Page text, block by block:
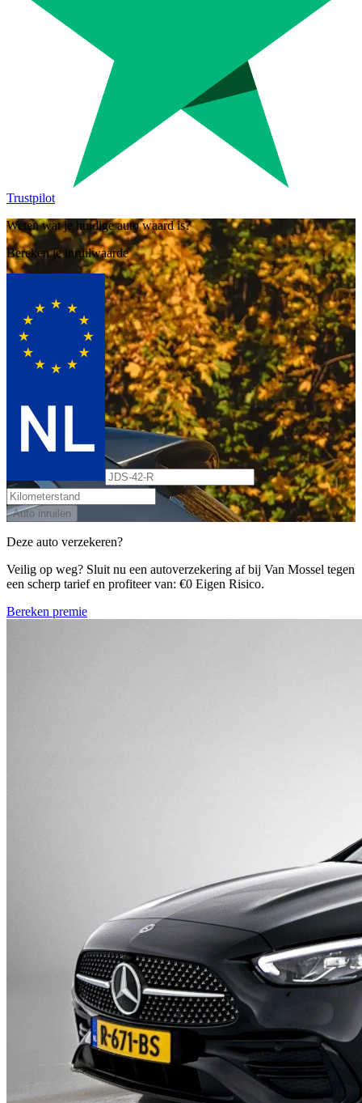
Trustpilot
Weten wat je huidige auto waard is?
Bereken je inruilwaarde
Auto inruilen
Deze auto verzekeren?
Veilig op weg? Sluit nu een autoverzekering af bij Van Mossel tegen
een scherp tarief en profiteer van: €0 Eigen Risico.
Bereken premie